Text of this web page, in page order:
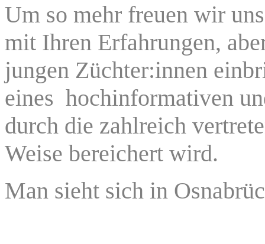
Um so mehr freuen wir
mit Ihren Erfahrungen,
jungen Züchter:innen
eines hochinformativen
durch die zahlreich
Weise bereichert wird.
Man sieht sich in